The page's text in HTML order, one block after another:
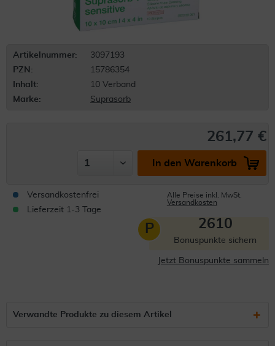
Artikelnummer:
3097193
PZN:
15786354
Inhalt:
10 Verband
Marke:
Suprasorb
261,77 €
In den Warenkorb
Versandkostenfrei
Lieferzeit 1-3 Tage
Alle Preise inkl. MwSt.
Versandkosten
P 2610
Bonuspunkte sichern
Jetzt Bonuspunkte sammeln
Verwandte Produkte zu diesem Artikel